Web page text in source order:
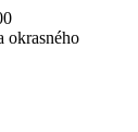
okrasného